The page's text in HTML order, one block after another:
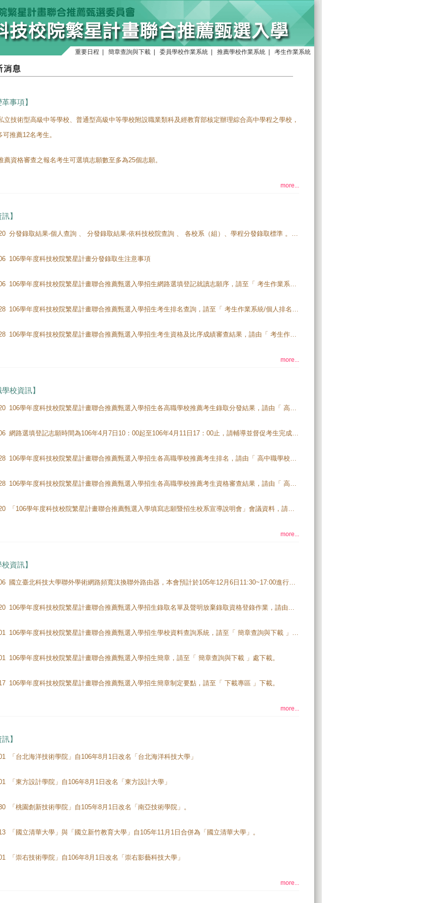
重要日程 簡章查詢與下載 委員學校作業系統 推薦學校作業系統 考生作業系統
革事項】
立技術型高級中等學校、普通型高級中等學校附設職業類科及經教育部核定辦理綜合高中學程之學校，
可推薦12名考生。
薦資格審查之報名考生可選填志願數至多為25個志願。
more...
】
分發錄取結果-個人查詢 、 分發錄取結果-依科技校院查詢 、 各校系（組）、學程分發錄取標準 。【系統開放時間：106.4.20(四)10:00起至106.5.9(二)17:00止】
106學年度科技校院繁星計畫分發錄取生注意事項
106學年度科技校院繁星計畫聯合推薦甄選入學招生網路選填登記就讀志願序，請至「 考生作業系統/網路選填登記就讀志願系統 」登入。【系統開放時間：106.4.7(五)10:00起至106.4.11(二)17:00止】
106學年度科技校院繁星計畫聯合推薦甄選入學招生考生排名查詢，請至「 考生作業系統/個人排名查詢系統 」查詢。【系統開放時間：106.4.5(三)10:00起至106.4.11(二)17:00止】
106學年度科技校院繁星計畫聯合推薦甄選入學招生考生資格及比序成績審查結果，請由「 考生作業系統/網路報名系統/查詢 」查詢。【系統開放時間：106.3.30(四)10:00起】
more...
學校資訊】
106學年度科技校院繁星計畫聯合推薦甄選入學招生各高職學校推薦考生錄取分發結果，請由「 高中職學校作業系統/高職學校作業及查詢系統 」進行查詢。【系統開放時間：106.4.20(四)10:00起】
網路選填登記志願時間為106年4月7日10：00起至106年4月11日17：00止，請輔導並督促考生完成選填志願作業並確定送出，未上網選填或雖有上網選填但未確定送出者，均以未登記論，視同放棄不予分發。
106學年度科技校院繁星計畫聯合推薦甄選入學招生各高職學校推薦考生排名，請由「 高中職學校作業系統/高職學校作業及查詢系統 」進行查詢。【系統開放時間：106.4.5(三)10:00起】
106學年度科技校院繁星計畫聯合推薦甄選入學招生各高職學校推薦考生資格審查結果，請由「 高中職學校作業系統/高職學校作業及查詢系統 」進行查詢。【系統開放時間：106.3.30(四)10:00起】
「106學年度科技校院繁星計畫聯合推薦甄選入學填寫志願暨招生校系宣導說明會」會議資料，請至「 下載專區 」下載。
more...
校資訊】
國立臺北科技大學聯外學術網路頻寬汰換聯外路由器，本會預計於105年12月6日11:30~17:00進行線路調整及測試作業，屆時對外連線將會中斷，本會線上各系統亦將暫停提供服務，造成不便敬請見諒。
106學年度科技校院繁星計畫聯合推薦甄選入學招生錄取名單及聲明放棄錄取資格登錄作業，請由「 委員學校作業系統/錄取名單及聲明放棄錄取資格登錄系統 」登入。【系統開放時間：106.4.20(四)10:00起至106.5.12(五)17:00止】
106學年度科技校院繁星計畫聯合推薦甄選入學招生學校資料查詢系統，請至「 簡章查詢與下載 」處查詢，歡迎多加利用。
106學年度科技校院繁星計畫聯合推薦甄選入學招生簡章，請至「 簡章查詢與下載 」處下載。
106學年度科技校院繁星計畫聯合推薦甄選入學招生簡章制定要點，請至「 下載專區 」下載。
more...
】
「台北海洋技術學院」自106年8月1日改名「台北海洋科技大學」
「東方設計學院」自106年8月1日改名「東方設計大學」
「桃園創新技術學院」自105年8月1日改名「南亞技術學院」。
「國立清華大學」與「國立新竹教育大學」自105年11月1日合併為「國立清華大學」。
「崇右技術學院」自106年8月1日改名「崇右影藝科技大學」
more...